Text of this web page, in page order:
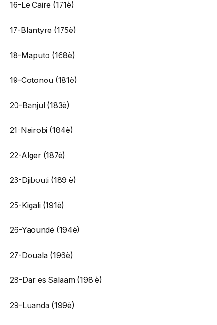
16-Le Caire (171è)
17-Blantyre (175è)
18-Maputo (168è)
19-Cotonou (181è)
20-Banjul (183è)
21-Nairobi (184è)
22-Alger (187è)
23-Djibouti (189 è)
25-Kigali (191è)
26-Yaoundé (194è)
27-Douala (196è)
28-Dar es Salaam (198 è)
29-Luanda (199è)